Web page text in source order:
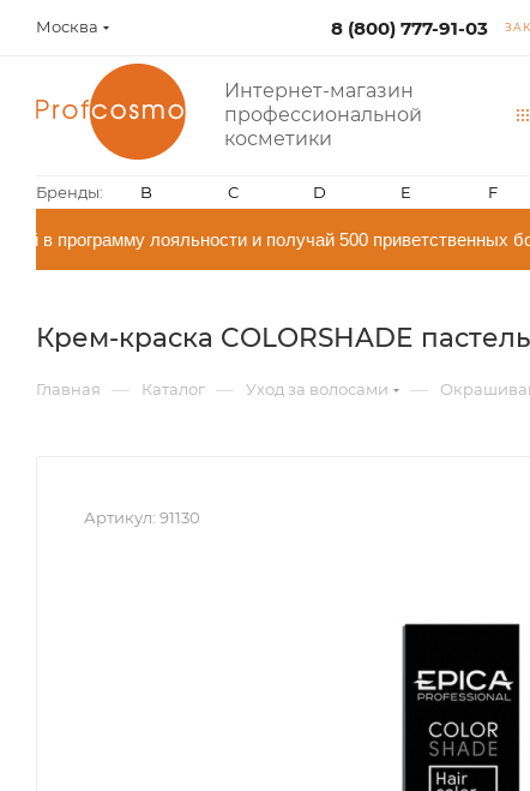
Москва 8 (800) 777-91-03
Интернет-магазин
профессиональной
косметики
Бренды: B C D E F
в программу лояльности и получай 500 приветственных
Крем-краска COLORSHADE
Главная — Каталог — Уход за волосами —
Артикул: 91130